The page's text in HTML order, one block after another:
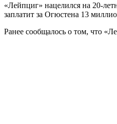
«Лейпциг» нацелился на 20-
заплатит за Огюстена 13
Ранее сообщалось о том, что